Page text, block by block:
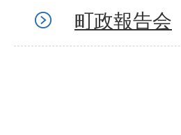
町政報告会